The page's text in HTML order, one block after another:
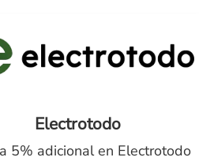
Electrotodo
5% adicional en Electrotodo